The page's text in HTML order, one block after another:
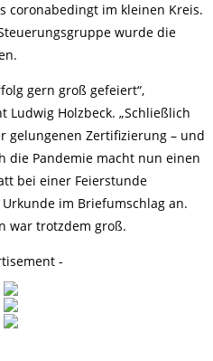
coronabedingt im kleinen Kreis.
wurde die
gern groß gefeiert“,
Holzbeck. „Schließlich
gelungenen Zertifizierung – und
die Pandemie macht nun einen
bei einer Feierstunde
im Briefumschlag an.
war trotzdem groß.
-